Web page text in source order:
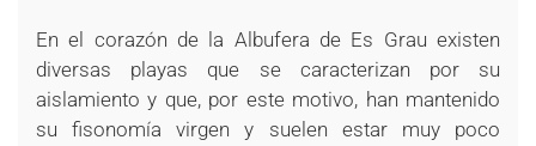
En el corazón de la Albufera de Es Grau existen
diversas playas que se caracterizan por su
aislamiento y que, por este motivo, han mantenido
su fisonomía virgen y suelen estar muy poco